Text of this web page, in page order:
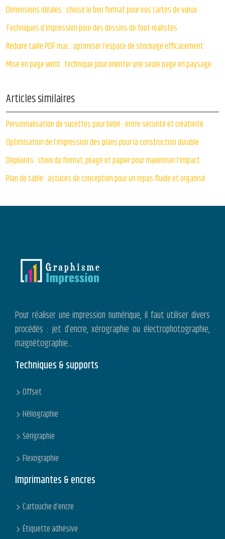
Dimensions idéales : choisir le bon format pour vos cartes de vœux
Techniques d’impression pour des dessins de foot réalistes
Réduire taille PDF mac : optimiser l’espace de stockage efficacement
Mise en page word : technique pour orienter une seule page en paysage
Articles similaires
Personnalisation de sucettes pour bébé : entre sécurité et créativité
Optimisation de l’impression des plans pour la construction durable
Dépliants : choix du format, pliage et papier pour maximiser l’impact
Plan de table : astuces de conception pour un repas fluide et organisé
Pour réaliser une impression numérique, il faut utiliser divers
procédés : jet d’encre, xérographie ou électrophotographie,
magnétographie…
Techniques & supports
Offset
Héliographie
Sérigraphie
Flexographie
Imprimantes & encres
Cartouche d’encre
Étiquette adhésive